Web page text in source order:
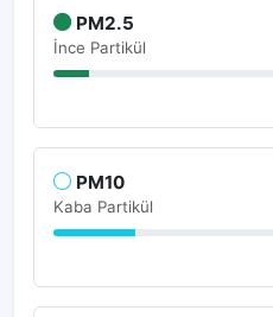
PM2.5
İnce Partikül
PM10
Kaba Partikül